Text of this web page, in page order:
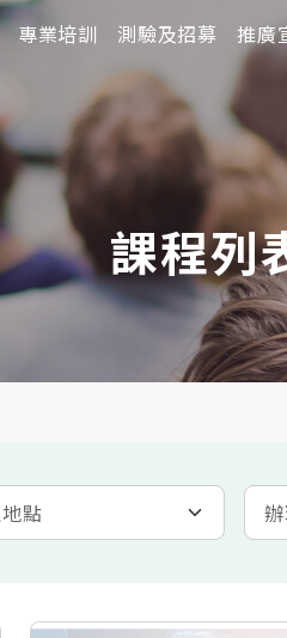
專業培訓 測驗及招募 推廣
專業培訓 測驗及招募 推廣
課程列